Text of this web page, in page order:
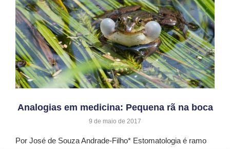
Analogias em medicina: Pequena rã na boca
9 de maio de 2017
Por José de Souza Andrade-Filho* Estomatologia é ramo